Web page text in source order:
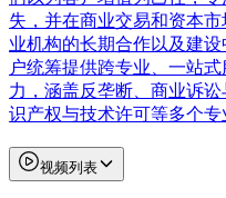
失，并在商业交易和资本
业机构的长期合作以及建
户统筹提供跨专业、一站
力，涵盖反垄断、商业诉
识产权与技术许可等多个专
视频列表